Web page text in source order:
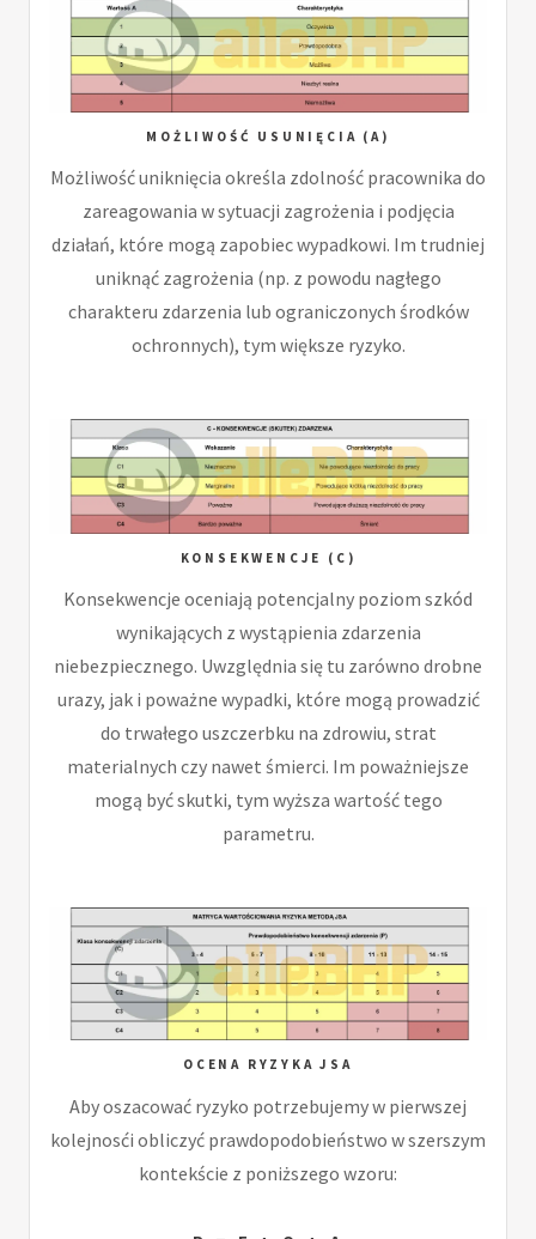
MOŻLIWOŚĆ USUNIĘCIA (A)
Możliwość uniknięcia określa zdolność pracownika do
zareagowania w sytuacji zagrożenia i podjęcia
działań, które mogą zapobiec wypadkowi. Im trudniej
uniknąć zagrożenia (np. z powodu nagłego
charakteru zdarzenia lub ograniczonych środków
ochronnych), tym większe ryzyko.
KONSEKWENCJE (C)
Konsekwencje oceniają potencjalny poziom szkód
wynikających z wystąpienia zdarzenia
niebezpiecznego. Uwzględnia się tu zarówno drobne
urazy, jak i poważne wypadki, które mogą prowadzić
do trwałego uszczerbku na zdrowiu, strat
materialnych czy nawet śmierci. Im poważniejsze
mogą być skutki, tym wyższa wartość tego
parametru.
OCENA RYZYKA JSA
Aby oszacować ryzyko potrzebujemy w pierwszej
kolejnosći obliczyć prawdopodobieństwo w szerszym
kontekście z poniższego wzoru: